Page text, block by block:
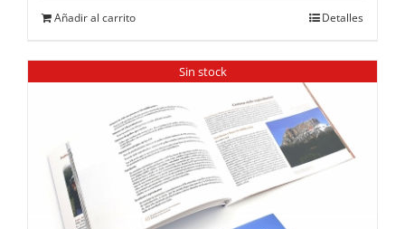
Añadir al carrito Detalles
Sin stock